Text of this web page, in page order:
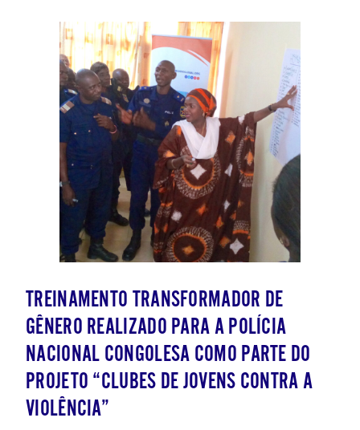
TREINAMENTO TRANSFORMADOR DE
GÊNERO REALIZADO PARA A POLÍCIA
NACIONAL CONGOLESA COMO PARTE DO
PROJETO “CLUBES DE JOVENS CONTRA A
VIOLÊNCIA”